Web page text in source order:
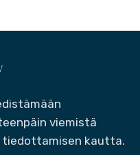
viemistä
tiedottamisen kautta.